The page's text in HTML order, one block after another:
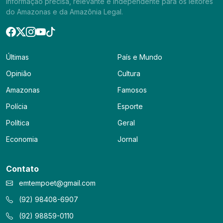
do Amazonas e da Amazônia Legal.
Últimas
Opinião
Amazonas
Polícia
Política
Economia
País e Mundo
Cultura
Famosos
Esporte
Geral
Jornal
Contato
emtempoet@gmail.com
(92) 98408-6907
(92) 98859-0110